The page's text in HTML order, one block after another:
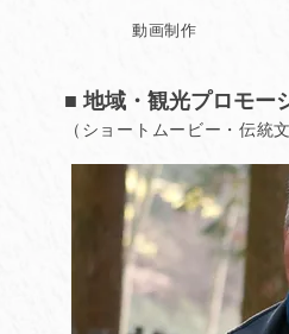
動画制作
■ 地域・観光プロモー
（ショートムービー・伝統